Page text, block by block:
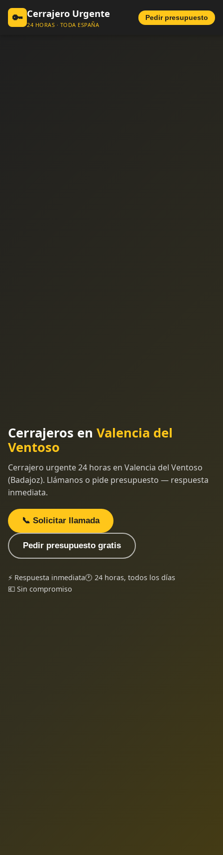
🔑 Cerrajero Urgente
24 HORAS · TODA ESPAÑA
Pedir presupuesto
Cerrajeros en Valencia del
Ventoso
Cerrajero urgente 24 horas en Valencia del Ventoso
(Badajoz). Llámanos o pide presupuesto — respuesta
inmediata.
📞 Solicitar llamada
Pedir presupuesto gratis
⚡ Respuesta inmediata🕐 24 horas, todos los días
💶 Sin compromiso